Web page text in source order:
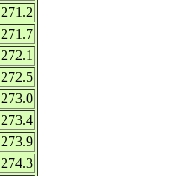
271.2
271.7
272.1
272.5
273.0
273.4
273.9
274.3